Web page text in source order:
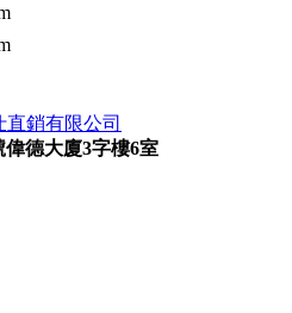
直銷有限公司
德大廈3字樓6室